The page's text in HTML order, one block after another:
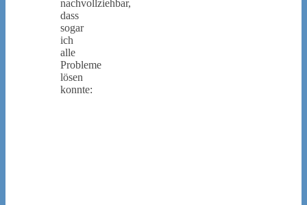
nachvollziehbar,
dass
sogar
ich
alle
Probleme
lösen
konnte: